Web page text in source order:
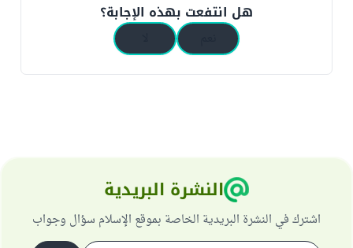
هل انتفعت بهذه الإجابة؟
النشرة البريدية
اشترك في النشرة البريدية الخاصة بموقع الإسلام سؤال وجواب